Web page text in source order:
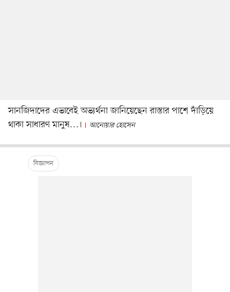
সানজিদাদের এভাবেই অভ্যর্থনা জানিয়েছেন রাস্তার পাশে দাঁড়িয়ে
থাকা সাধারণ মানুষ…।
আনোয়ার হোসেন